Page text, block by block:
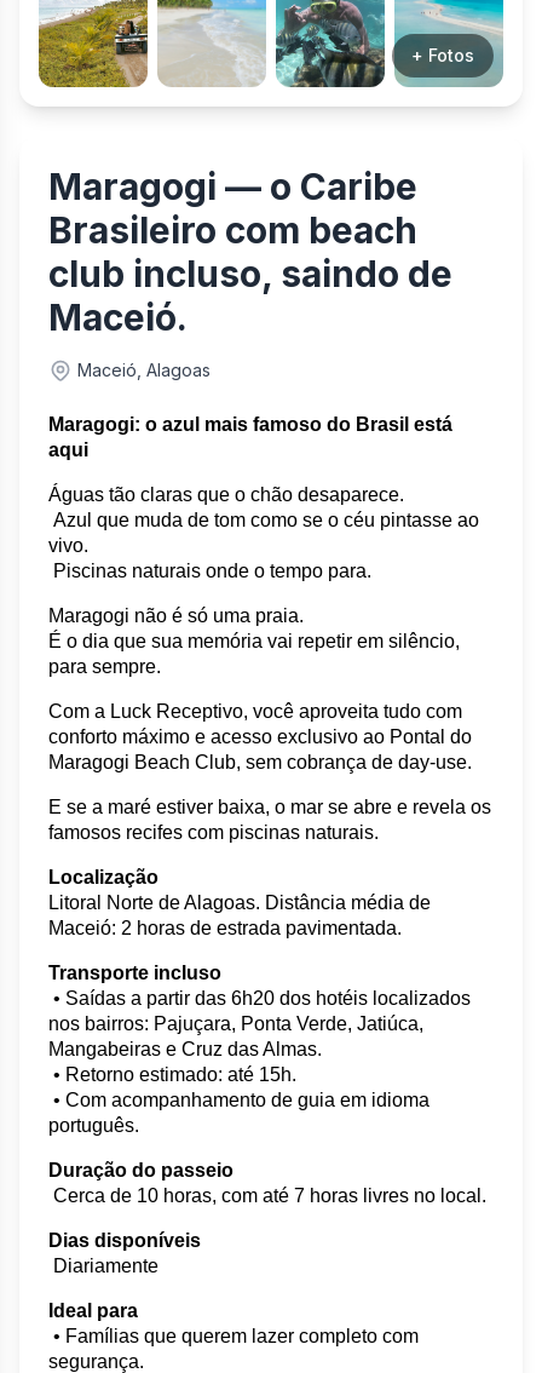
+ Fotos
Maragogi — o Caribe
Brasileiro com beach
club incluso, saindo de
Maceió.
Maceió, Alagoas
Maragogi: o azul mais famoso do Brasil está
aqui
Águas tão claras que o chão desaparece.
vivo.
Piscinas naturais onde o tempo para.
Maragogi não é só uma praia.
É o dia que sua memória vai repetir em silêncio,
para sempre.
Com a Luck Receptivo, você aproveita tudo com
conforto máximo e acesso exclusivo ao Pontal do
Maragogi Beach Club, sem cobrança de day-use.
E se a maré estiver baixa, o mar se abre e revela os
famosos recifes com piscinas naturais.
Localização
Litoral Norte de Alagoas. Distância média de
Maceió: 2 horas de estrada pavimentada.
Transporte incluso
nos bairros: Pajuçara, Ponta Verde, Jatiúca,
Mangabeiras e Cruz das Almas.
• Retorno estimado: até 15h.
português.
Duração do passeio
Cerca de 10 horas, com até 7 horas livres no local.
Dias disponíveis
Diariamente
Ideal para
segurança.